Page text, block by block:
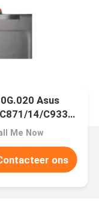
Asus
14/C933T
Me Now
ons